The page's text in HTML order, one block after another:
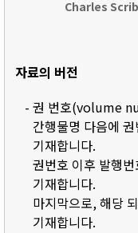
Charles
자료의 버전
- 권 번호(volume
간행물명 다음에
기재합니다.
권번호 이후 발행
기재합니다.
마지막으로, 해당
기재합니다.